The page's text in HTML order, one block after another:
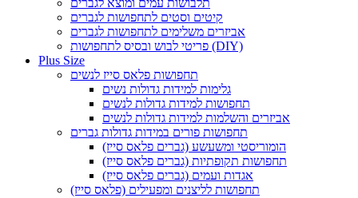
תלבושות עמים ומוצא לגברים
קיטים וסטים לתחפושות לגברים
אביזרים משלימים לתחפושות לגברים
פריטי לבוש ובסיס לתחפושות (DIY)
Plus Size
תחפושות פלאס סייז לנשים
גלימות למידות גדולות נשים
תחפושות למידות גדולות לנשים
אביזרים והשלמות למידות גדולות לנשים
תחפושות פורים במידות גדולות גברים
הומוריסטי ומשעשע (גברים פלאס סייז)
תחפושות תקופתיות (גברים פלאס סייז)
אגדות ועמים (גברים פלאס סייז)
תחפושות לליצנים ומפעילים (פלאס סייז)